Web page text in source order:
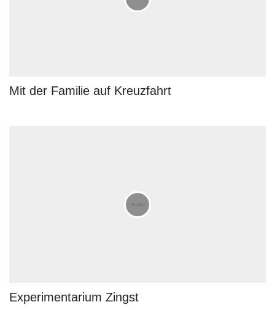
Mit der Familie auf Kreuzfahrt
Experimentarium Zingst